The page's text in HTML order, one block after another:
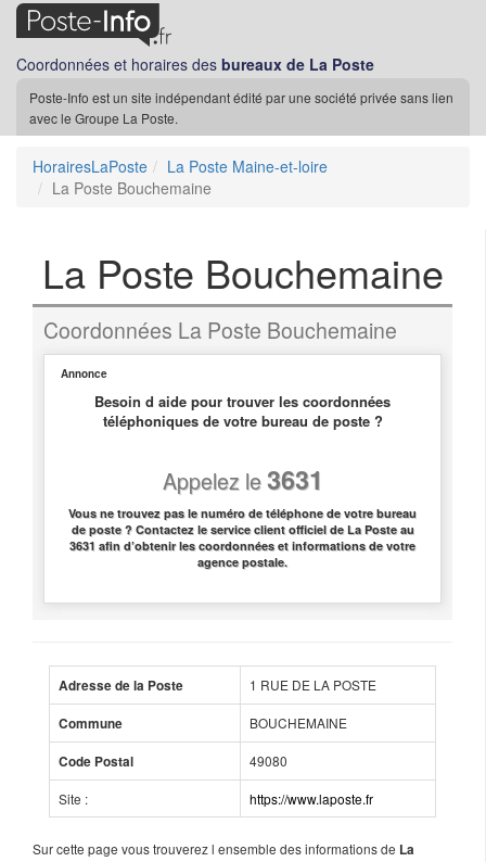
Coordonnées et horaires des bureaux de La Poste
Poste-Info est un site indépendant édité par une société privée sans lien
avec le Groupe La Poste.
HorairesLaPoste
La Poste Maine-et-loire
La Poste Bouchemaine
La Poste Bouchemaine
Coordonnées La Poste Bouchemaine
Annonce
Besoin d aide pour trouver les coordonnées
téléphoniques de votre bureau de poste ?
Appelez le3631
Vous ne trouvez pas le numéro de téléphone de votre bureau
de poste ? Contactez le service client officiel de La Poste au
3631 afin d’obtenir les coordonnées et informations de votre
agence postale.
Adresse de la Poste 1 RUE DE LA POSTE
Commune BOUCHEMAINE
Code Postal 49080
Site : https://www.laposte.fr
Sur cette page vous trouverez l ensemble des informations de La